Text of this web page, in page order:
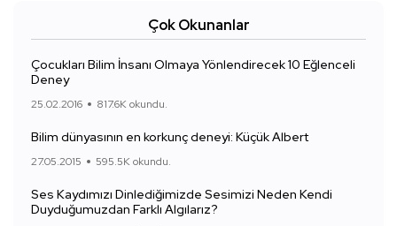
Çok Okunanlar
Çocukları Bilim İnsanı Olmaya Yönlendirecek 10 Eğlenceli
Deney
25.02.2016 817.6K okundu.
Bilim dünyasının en korkunç deneyi: Küçük Albert
27.05.2015 595.5K okundu.
Ses Kaydımızı Dinlediğimizde Sesimizi Neden Kendi
Duyduğumuzdan Farklı Algılarız?